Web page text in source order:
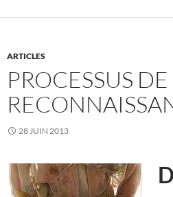
ARTICLES
PROCESSUS DE
28 JUIN 2013
D